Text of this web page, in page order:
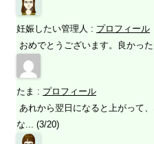
妊娠したい管理人 : プロフィール
おめでとうございます。良かっ
たま : プロフィール
あれから翌日になると上がって
な... (3/20)